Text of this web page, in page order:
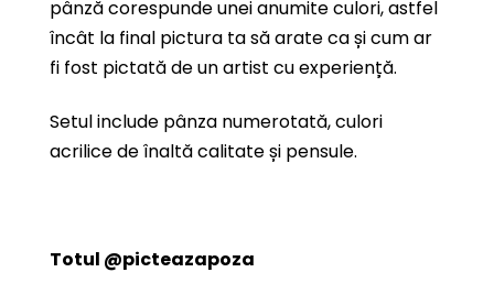
pânză corespunde unei anumite culori, astfel
încât la final pictura ta să arate ca și cum ar
fi fost pictată de un artist cu experiență.
Setul include pânza numerotată, culori
acrilice de înaltă calitate și pensule.
Totul @picteazapoza